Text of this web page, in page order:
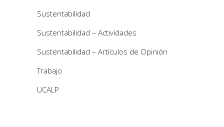
Sustentabilidad
Sustentabilidad – Actividades
Sustentabilidad – Artículos de Opinión
Trabajo
UCALP